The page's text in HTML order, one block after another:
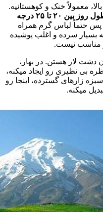
معمولاً خنک و کوهستانیه.
حتی در تابستان ها هم دمای هوا در طول روز بین ۲۰ تا ۲۵ درجه
حتماً لباس گرم همراه
بسیار سرده و اغلب پوشیده
مناسب نیست.
دشت لار هستن. در بهار،
بی نظیری رو ایجاد میکنه،
زارهای گسترده، اینجا رو
میکنه.